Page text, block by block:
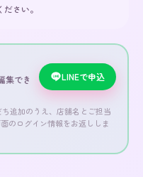
さい。
集でき
LINEで申込
追加のうえ、店舗名とご担当
のログイン情報をお返ししま